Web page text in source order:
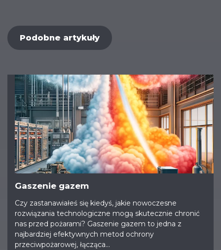
Podobne artykuły
Gaszenie gazem
Czy zastanawiałeś się kiedyś, jakie nowoczesne
rozwiązania technologiczne mogą skutecznie chronić
nas przed pożarami? Gaszenie gazem to jedna z
najbardziej efektywnych metod ochrony
przeciwpożarowej, łącząca...